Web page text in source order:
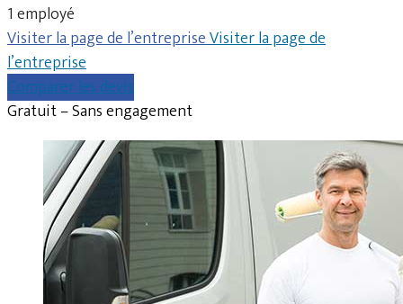
1 employé
Visiter la page de l’entrepriseVisiter la page de
l’entreprise
Comparer les devis
Gratuit – Sans engagement